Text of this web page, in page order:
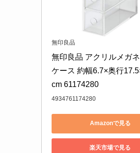
無印良品
無印良品 アクリルメガ
ケース 約幅6.7×奥行
cm 61174280
4934761174280
Amazonで見る
楽天市場で見る